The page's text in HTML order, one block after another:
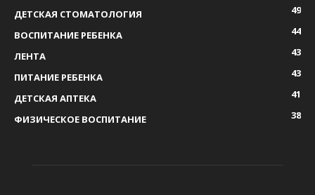
ДЕТСКАЯ СТОМАТОЛОГИЯ
49
ВОСПИТАНИЕ РЕБЕНКА
44
ЛЕНТА
43
ПИТАНИЕ РЕБЕНКА
43
ДЕТСКАЯ АПТЕКА
41
ФИЗИЧЕСКОЕ ВОСПИТАНИЕ
38